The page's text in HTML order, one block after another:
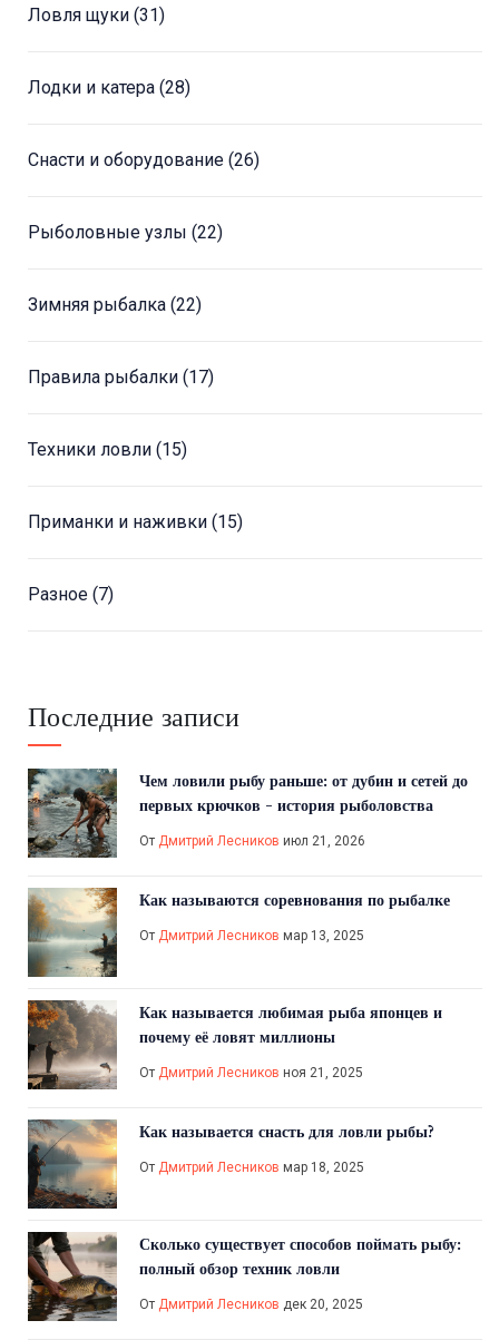
Ловля щуки (31)
Лодки и катера (28)
Снасти и оборудование (26)
Рыболовные узлы (22)
Зимняя рыбалка (22)
Правила рыбалки (17)
Техники ловли (15)
Приманки и наживки (15)
Разное (7)
Последние записи
Чем ловили рыбу раньше: от дубин и сетей до
первых крючков - история рыболовства
От Дмитрий Лесников июл 21, 2026
Как называются соревнования по рыбалке
От Дмитрий Лесников мар 13, 2025
Как называется любимая рыба японцев и
почему её ловят миллионы
От Дмитрий Лесников ноя 21, 2025
Как называется снасть для ловли рыбы?
От Дмитрий Лесников мар 18, 2025
Сколько существует способов поймать рыбу:
полный обзор техник ловли
От Дмитрий Лесников дек 20, 2025